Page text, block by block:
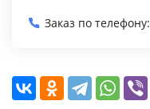
Заказ по телефону: